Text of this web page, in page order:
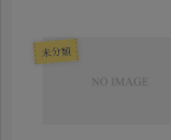
未分類